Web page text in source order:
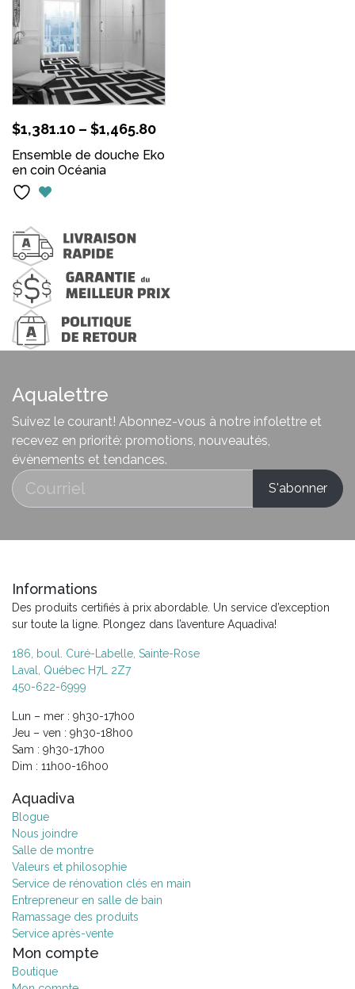
$1,381.10 – $1,465.80
Ensemble de douche Eko
en coin Océania
Aqualettre
Suivez le courant! Abonnez-vous à notre infolettre et
recevez en priorité: promotions, nouveautés,
évènements et tendances.
Informations
Des produits certifiés à prix abordable. Un service d’exception
sur toute la ligne. Plongez dans l’aventure Aquadiva!
186, boul. Curé-Labelle, Sainte-Rose
Laval, Québec H7L 2Z7
450-622-6999
Lun – mer : 9h30-17h00
Jeu – ven : 9h30-18h00
Sam : 9h30-17h00
Dim : 11h00-16h00
Aquadiva
Blogue
Nous joindre
Salle de montre
Valeurs et philosophie
Service de rénovation clés en main
Entrepreneur en salle de bain
Ramassage des produits
Service après-vente
Mon compte
Boutique